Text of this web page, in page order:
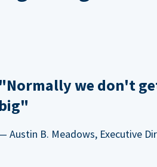
"Normally we don't
big"
Austin B. Meadows, Executive